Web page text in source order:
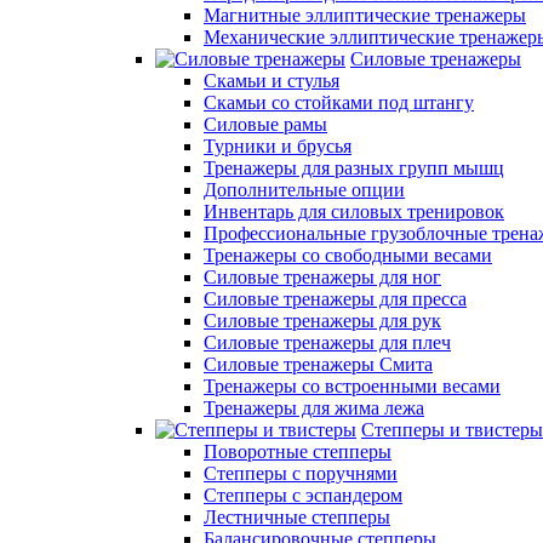
Магнитные эллиптические тренажеры
Механические эллиптические
Силовые тренажеры
Скамьи и стулья
Скамьи со стойками под штангу
Силовые рамы
Турники и брусья
Тренажеры для разных групп мышц
Дополнительные опции
Инвентарь для силовых тренировок
Профессиональные грузоблочные
Тренажеры со свободными весами
Силовые тренажеры для ног
Силовые тренажеры для пресса
Силовые тренажеры для рук
Силовые тренажеры для плеч
Силовые тренажеры Смита
Тренажеры со встроенными весами
Тренажеры для жима лежа
Степперы и твистеры
Поворотные степперы
Степперы с поручнями
Степперы с эспандером
Лестничные степперы
Балансировочные степперы